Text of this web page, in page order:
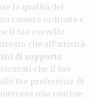
la qualità del
camera ordinata e
il tuo cervello
che all’attività.
di supporto
che il tuo
tue preferenze di
una routine